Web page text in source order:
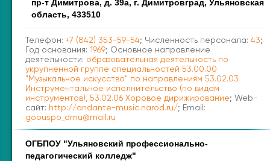
пр-т Димитрова, д. 39а, г. Димитровград, Ульяновская
область, 433510
Телефон: +7 (842) 353-59-54; Численность персонала: 43;
Год основания: 1969; Основное направление
деятельности: образовательная деятельность по
укрупненной группе специальностей 53.00.00
"Музыкальное искусство" по направлениям 53.02.03
Инструментальное исполнительство (по видам
инструментов), 53.02.06 Хоровое дирижирование; Web-
сайт: http://andante-music.narod.ru/; Email:
goouspo_dmu@mail.ru
ОГБПОУ "Ульяновский профессионально-
педагогический колледж"